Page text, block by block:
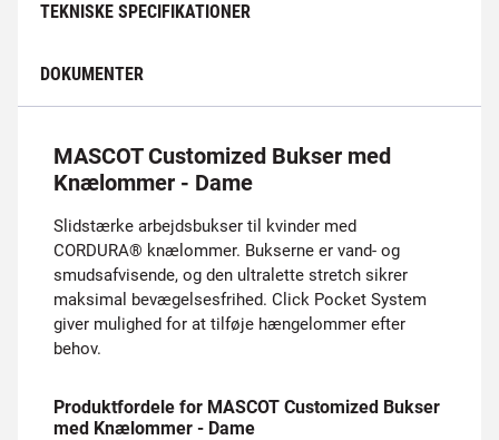
TEKNISKE SPECIFIKATIONER
DOKUMENTER
MASCOT Customized Bukser med
Knælommer - Dame
Slidstærke arbejdsbukser til kvinder med
CORDURA® knælommer. Bukserne er vand- og
smudsafvisende, og den ultralette stretch sikrer
maksimal bevægelsesfrihed. Click Pocket System
giver mulighed for at tilføje hængelommer efter
behov.
Produktfordele for MASCOT Customized Bukser
med Knælommer - Dame